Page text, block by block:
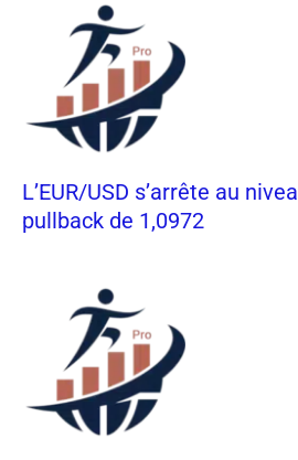
L’EUR/USD s’arrête au
pullback de 1,0972